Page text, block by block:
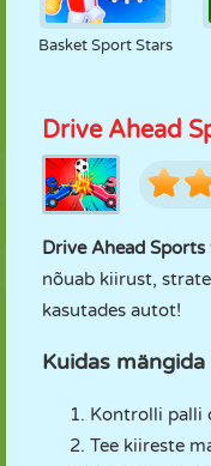
Basket Sport Stars
Drive Ahead
Drive Ahead Sports
nõuab kiirust,
kasutades autot!
Kuidas
Kontrolli palli
Tee kiireste